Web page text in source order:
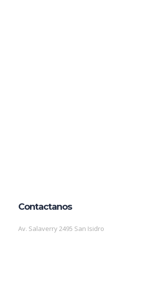
Contactanos
Av. Salaverry 2495 San Isidro